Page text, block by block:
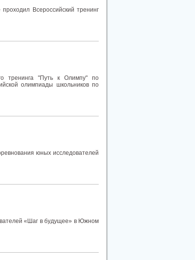
Всероссийский тренинг
тренинга "Путь к Олимпу" по
олимпиады школьников по
юных исследователей
«Шаг в будущее» в Южном